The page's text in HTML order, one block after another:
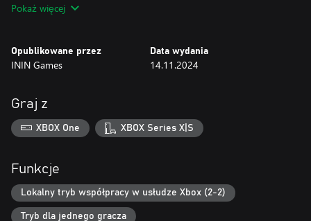
przed sobą na 6 intensywnych poziomach, korzystając z bogatej
zarówno wersję gry Arcade, jak i Super Nintendo, co zapewnia
podwójną zabawę i podwójną ilość broni!
GunForce II to ostatnia gra arcade IREM. Rozległe etapy.
Różnorodni wrogowie. Więcej broni i więcej zabawy! Jedną z
unikalnych cech tej gry jest mechanizm podwójnego uzbrojenia,
umożliwiający jednoczesne używanie blastera i zebranej specjalnej
Te trzy tytuły to absolutna klasyka i pozycje obowiązkowe dla
fanów gier akcji ze starej szkoły. Więc usiądź wygodnie, naciśnij
przycisk „play” i ciesz się nostalgiczną zabawą, grając w te kultowe
Pokaż więcej
Opublikowane przez
ININ Games
Data wydania
14.11.2024
Graj z
XBOX One XBOX Series X|S
Funkcje
Lokalny tryb współpracy w usłudze Xbox (2-2)
Tryb dla jednego gracza